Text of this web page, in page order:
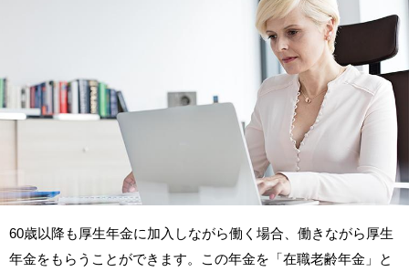
60歳以降も厚生年金に加入しながら働く場合、働きながら厚生
年金をもらうことができます。この年金を「在職老齢年金」と